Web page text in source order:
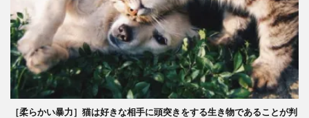
［柔らかい暴力］猫は好きな相手に頭突きをする生き物であることが判